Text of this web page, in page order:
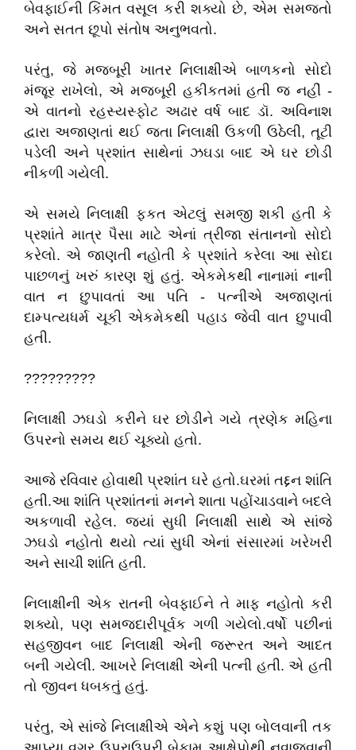
બેવફાઈની કિંમત વસૂલ કરી શક્યો છે, એમ સમજતો
અને સતત છૂપો સંતોષ અનુભવતો.
પરંતુ, જે મજબૂરી ખાતર નિલાક્ષીએ બાળકનો સોદો
મંજૂર રાખેલો, એ મજબૂરી હકીકતમાં હતી જ નહીં -
એ વાતનો રહસ્યસ્ફોટ અઢાર વર્ષ બાદ ડૉ. અવિનાશ
દ્વારા અજાણતાં થઈ જતા નિલાક્ષી ઉકળી ઉઠેલી, તૂટી
પડેલી અને પ્રશાંત સાથેનાં ઝઘડા બાદ એ ઘર છોડી
નીકળી ગયેલી.
એ સમયે નિલાક્ષી ફકત એટલું સમજી શકી હતી કે
પ્રશાંતે માત્ર પૈસા માટે એનાં ત્રીજા સંતાનનો સોદો
કરેલો. એ જાણતી નહોતી કે પ્રશાંતે કરેલા આ સોદા
પાછળનું ખરું કારણ શું હતું. એકમેકથી નાનામાં નાની
વાત ન છુપાવતાં આ પતિ - પત્નીએ અજાણતાં
દામ્પત્યધર્મ ચૂકી એકમેકથી પહાડ જેવી વાત છુપાવી
હતી.
?????????
નિલાક્ષી ઝઘડો કરીને ઘર છોડીને ગયે ત્રણેક મહિના
ઉપરનો સમય થઈ ચૂક્યો હતો.
આજે રવિવાર હોવાથી પ્રશાંત ઘરે હતો.ઘરમાં તદ્દન શાંતિ
હતી.આ શાંતિ પ્રશાંતનાં મનને શાતા પહોંચાડવાને બદલે
અકળાવી રહેલ. જ્યાં સુધી નિલાક્ષી સાથે એ સાંજે
ઝઘડો નહોતો થયો ત્યાં સુધી એનાં સંસારમાં ખરેખરી
અને સાચી શાંતિ હતી.
નિલાક્ષીની એક રાતની બેવફાઈને તે માફ નહોતો કરી
શક્યો, પણ સમજદારીપૂર્વક ગળી ગયેલો.વર્ષો પછીનાં
સહજીવન બાદ નિલાક્ષી એની જરૂરત અને આદત
બની ગયેલી. આખરે નિલાક્ષી એની પત્ની હતી. એ હતી
તો જીવન ધબકતું હતું.
પરંતુ, એ સાંજે નિલાક્ષીએ એને કશું પણ બોલવાની તક